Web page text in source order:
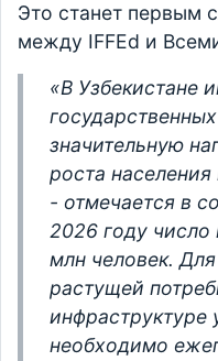
Это станет первым
между IFFEd и
«В Узбекистане
значительную
роста
- отмечается в
2026 году число
млн человек.
растущей
инфраструктуре
необходимо